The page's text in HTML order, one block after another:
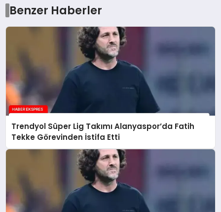
Benzer Haberler
Trendyol Süper Lig Takımı Alanyaspor’da Fatih
Tekke Görevinden İstifa Etti